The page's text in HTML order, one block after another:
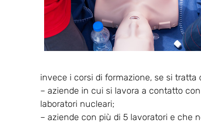
invece i corsi di formazione, se si tratta
– aziende in cui si lavora a contatto
laboratori nucleari;
– aziende con più di 5 lavoratori e che